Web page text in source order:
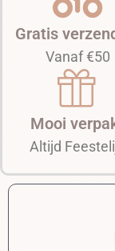
Gratis
Vanaf €50
Mooi
Altijd